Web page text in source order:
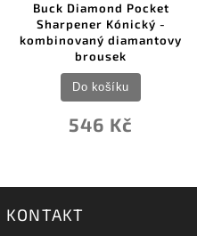
Buck Diamond Pocket
Sharpener Kónický -
kombinovaný diamantovy
brousek
546 Kč
Do košíku
KONTAKT